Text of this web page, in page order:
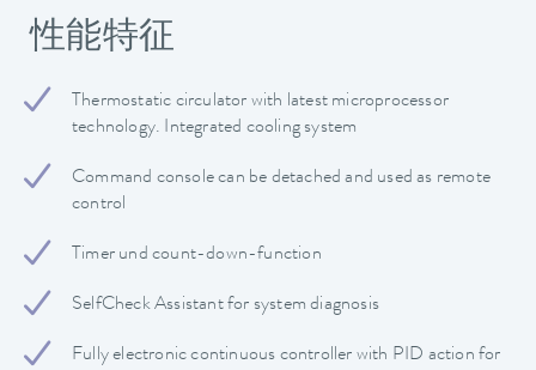
性能特征
Thermostatic circulator with latest microprocessor
technology. Integrated cooling system
Command console can be detached and used as remote
control
Timer und count-down-function
SelfCheck Assistant for system diagnosis
Fully electronic continuous controller with PID action for